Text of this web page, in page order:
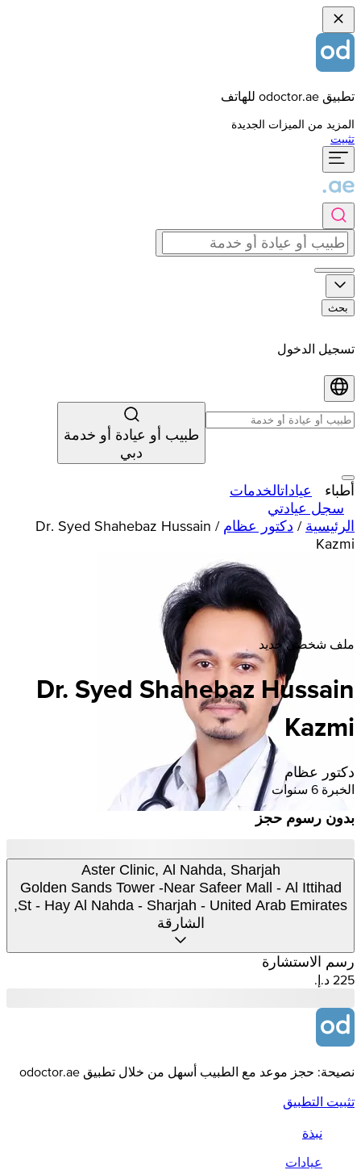
تطبيق odoctor.ae للهاتف
المزيد من الميزات الجديدة
تثبيت
بحث
تسجيل الدخول
طبيب أو عيادة أو خدمة
دبي
أطباء عياداتالخدمات
سجل عيادتي
الرئيسية / دكتور عظام /
Dr. Syed Shahebaz Hussain
Kazmi
ملف شخصي جديد
Dr. Syed Shahebaz Hussain
Kazmi
دكتور عظام
الخبرة 6 سنوات
بدون رسوم حجز
Aster Clinic, Al Nahda, Sharjah
Golden Sands Tower -Near Safeer Mall - Al Ittihad
St - Hay Al Nahda - Sharjah - United Arab Emirates,
الشارقة
رسم الاستشارة
نصيحة: حجز موعد مع الطبيب أسهل من خلال تطبيق odoctor.ae
تثبيت التطبيق
نبذة
عيادات